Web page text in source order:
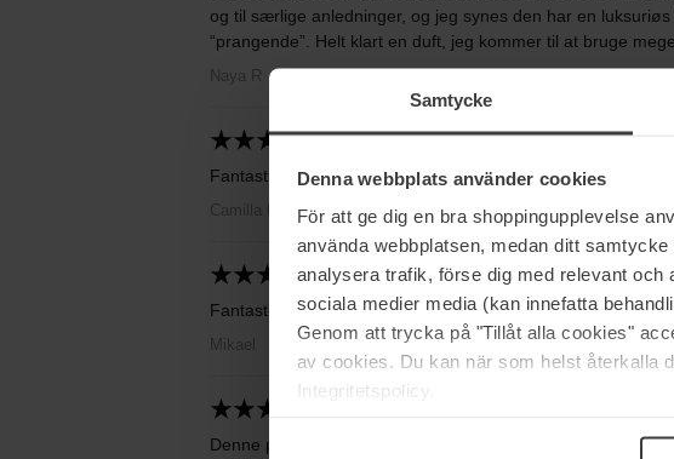
Samtycke
Denna webbplats använder cookies
För att ge dig en bra shoppingupplevelse
använda webbplatsen, medan ditt
analysera trafik, förse dig med relevant
sociala medier media (kan innefatta
Genom att trycka på "Tillåt alla cookies"
av cookies. Du kan när som helst återkalla
Integritetspolicy.
og til særlige anledninger, og jeg synes den har en
“prangende”. Helt klart en duft, jeg kommer til at bruge
Naya R
2025-08-27
Fantastisk produkt og pris.
Camilla D
2026-07-04
Fantastisk til vinteren.
Mikael
Denne parfume fortjener sin titel som den mest sexede